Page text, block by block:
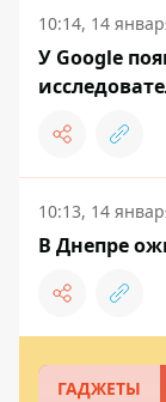
10:14, 14
У Google
10:13, 14
В Днепре
ГАДЖЕТЫ